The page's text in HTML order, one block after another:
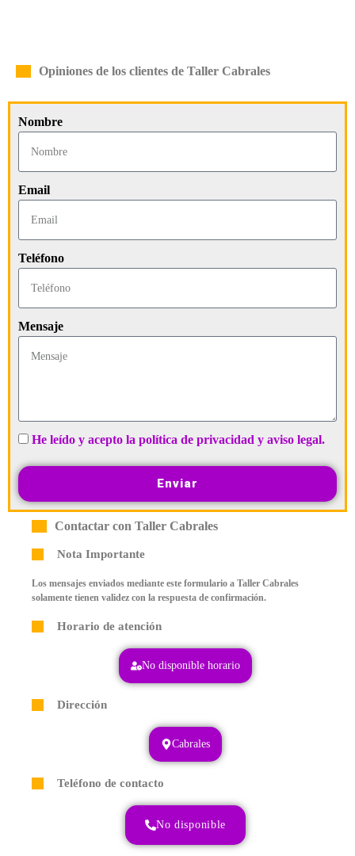
Opiniones de los clientes de Taller Cabrales
Nombre
Email
Teléfono
Mensaje
He leído y acepto la política de privacidad y aviso legal.
Enviar
Contactar con Taller Cabrales
Nota Importante
Los mensajes enviados mediante este formulario a Taller Cabrales
solamente tienen validez con la respuesta de confirmación.
Horario de atención
No disponible horario
Dirección
Cabrales
Teléfono de contacto
No disponible